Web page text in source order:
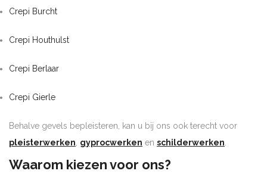
Crepi Burcht
Crepi Houthulst
Crepi Berlaar
Crepi Gierle
Behalve gevels bepleisteren, kan u bij ons ook terecht voor
pleisterwerken, gyprocwerken en schilderwerken.
Waarom kiezen voor ons?